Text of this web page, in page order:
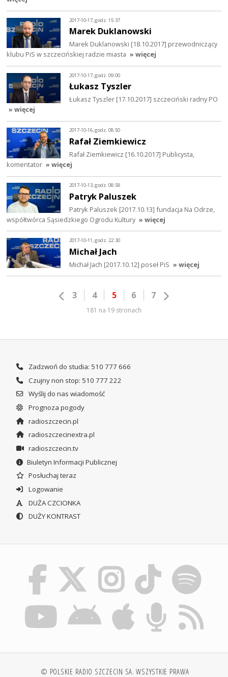
2017-10-17, godz. 15:37
Marek Duklanowski
Marek Duklanowski [18.10.2017] przewodniczący
klubu PiS w szczecińskiej radzie miasta » więcej
2017-10-17, godz. 09:00
Łukasz Tyszler
Łukasz Tyszler [17.10.2017] szczeciński radny PO
» więcej
2017-10-16, godz. 08:50
Rafał Ziemkiewicz
Rafał Ziemkiewicz [16.10.2017] Publicysta,
komentator » więcej
2017-10-13, godz. 08:58
Patryk Paluszek
Patryk Paluszek [2017.10.13] fundacja Na Odrze,
współtwórca Sąsiedzkiego Ogrodu Kultury » więcej
2017-10-11, godz. 22:30
Michał Jach
Michał Jach [2017.10.12] poseł PiS » więcej
3 4 5 6 7
181 na 19 stronach
Zadzwoń do studia: 510 777 666
Czujny non stop: 510 777 222
Wyślij do nas wiadomość
Prognoza pogody
radioszczecin.pl
radioszczecinextra.pl
radioszczecin.tv
Biuletyn Informacji Publicznej
Posłuchaj teraz
Logowanie
DUŻA CZCIONKA
DUŻY KONTRAST
© POLSKIE RADIO SZCZECIN SA. WSZYSTKIE PRAWA